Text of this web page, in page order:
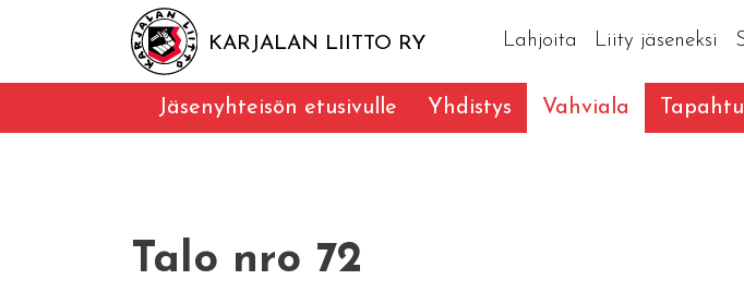
KARJALAN LIITTO RY Lahjoita Liity jäseneksi
Jäsenyhteisön etusivulle Yhdistys Vahviala
Talo nro 72